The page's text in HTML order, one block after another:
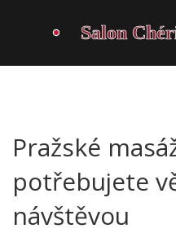
Pražské
potřebujete
návštěvou